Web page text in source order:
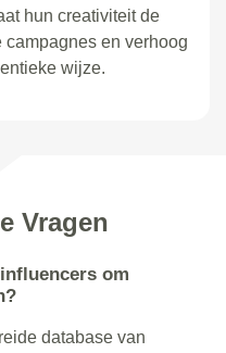
hun creativiteit de
en verhoog
wijze.
Vragen
om
database van